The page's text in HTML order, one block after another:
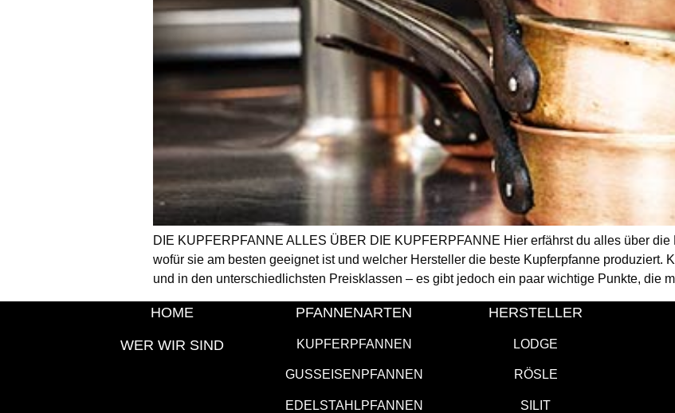
DIE KUPFERPFANNE ALLES ÜBER DIE KUPFERPFANNE Hier erfährst du alles über
wofür sie am besten geeignet ist und welcher Hersteller die beste Kupferpfanne produziert.
und in den unterschiedlichsten Preisklassen – es gibt jedoch ein paar wichtige Punkte, die
HOME
WER WIR SIND
PFANNENARTEN
KUPFERPFANNEN
GUSSEISENPFANNEN
EDELSTAHLPFANNEN
HERSTELLER
LODGE
RÖSLE
SILIT